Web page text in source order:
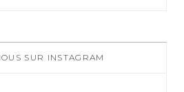
SUR INSTAGRAM